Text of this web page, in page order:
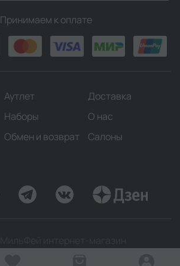
Принимаем к оплате
Аутлет
Доставка
Наборы
О нас
Обмен и возврат
Салоны